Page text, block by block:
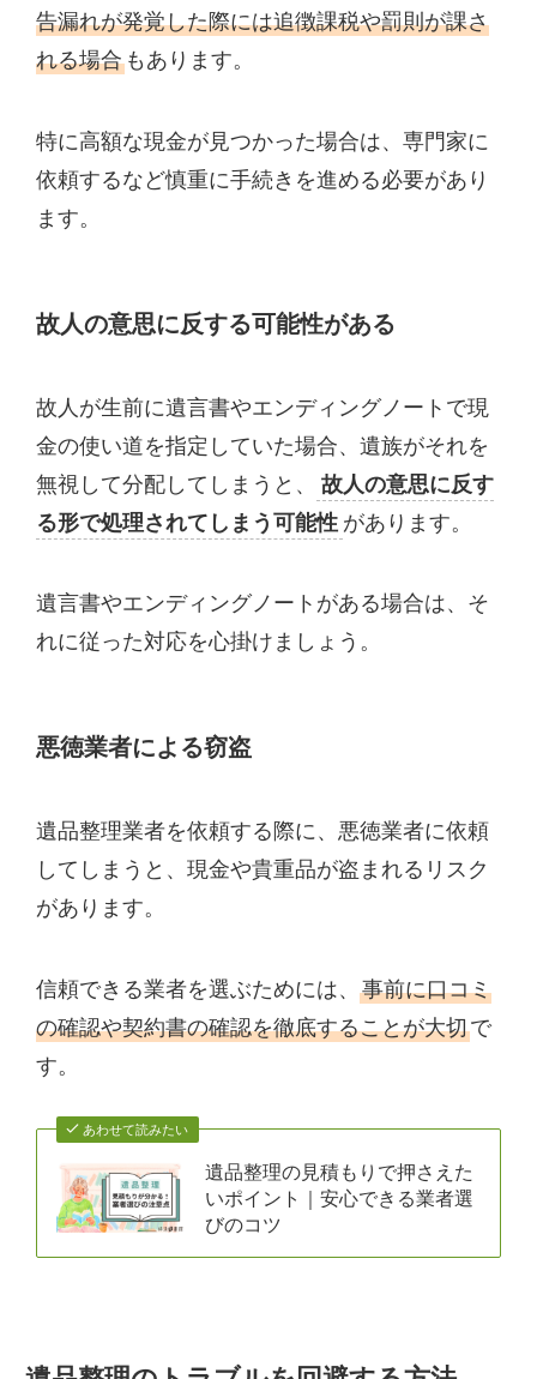
告漏れが発覚した際には追徴課税や罰則が課さ
れる場合 もあります。
特に高額な現金が見つかった場合は、専門家に
依頼するなど慎重に手続きを進める必要があり
ます。
故人の意思に反する可能性がある
故人が生前に遺言書やエンディングノートで現
金の使い道を指定していた場合、遺族がそれを
無視して分配してしまうと、
故人の意思に反す
る形で処理されてしまう可能性 があります。
遺言書やエンディングノートがある場合は、そ
れに従った対応を心掛けましょう。
悪徳業者による窃盗
遺品整理業者を依頼する際に、悪徳業者に依頼
してしまうと、現金や貴重品が盗まれるリスク
があります。
信頼できる業者を選ぶためには、 事前に口コミ
の確認や契約書の確認を徹底することが大切で
す。
あわせて読みたい
遺品整理の見積もりで押さえた
いポイント｜安心できる業者選
びのコツ